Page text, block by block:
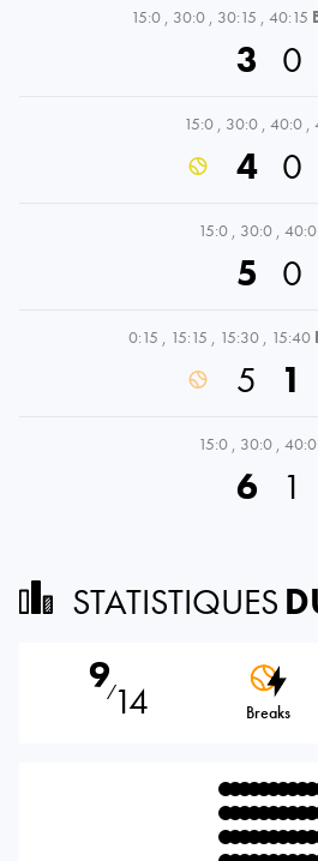
15:0 , 30:0 , 30:15 , 40:15
3 0
15:0 , 30:0 , 40:0 ,
4 0
15:0 , 30:0 , 40:0
5 0
0:15 , 15:15 , 15:30 , 15:40
5 1
15:0 , 30:0 , 40:0
6 1
STATISTIQUES
9⁄14 Breaks